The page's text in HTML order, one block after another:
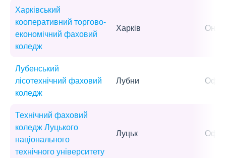
Харківський
кооперативний торгово-
економічний фаховий
коледж
Харків
Лубенський
лісотехнічний фаховий
коледж
Лубни
Технічний фаховий
коледж Луцького
національного
технічного університету
Луцьк